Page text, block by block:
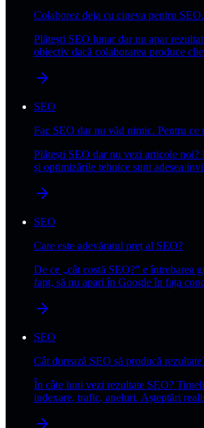
Colaborez deja cu cineva pentru
Plătești SEO lunar dar nu apar
obiectiv dacă colaborarea produce
SEO
Fac SEO dar nu văd nimic. Pentru ce
Plătești SEO dar nu vezi articole noi?
și optimizările tehnice sunt adesea
SEO
Care este adevăratul preț al SEO?
De ce „cât costă SEO?" e întrebarea
fapt, să nu apari în Google în fața
SEO
Cât durează SEO să producă
În câte luni vezi rezultate SEO?
indexare, trafic, apeluri. Așteptări